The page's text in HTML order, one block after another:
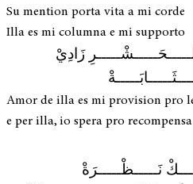
Su mention porta vita a mi corde
Illa es mi columna e mi supporto
زَادِيْ
Amor de illa es mi provision pro
e per illa, io spera pro recompensa
نَـــــظْـــــرَةْ